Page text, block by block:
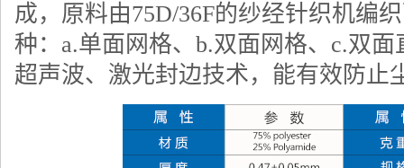
成，原料由75D/36F的纱经针织机编
种：a.单面网格、b.双面网格、c.双
超声波、激光封边技术，能有效防止